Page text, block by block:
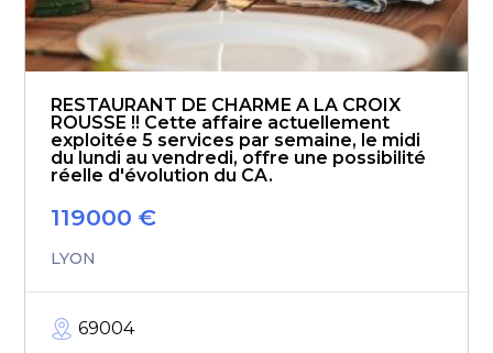
RESTAURANT DE CHARME A LA CROIX
ROUSSE !! Cette affaire actuellement
exploitée 5 services par semaine, le midi
du lundi au vendredi, offre une possibilité
réelle d'évolution du CA.
119000 €
LYON
69004